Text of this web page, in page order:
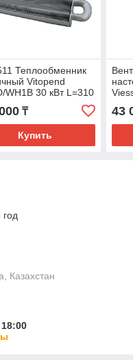
Теплообменник
Vitopend
WH1B 30 кВт L=310
₸
Купить
43
Казахстан